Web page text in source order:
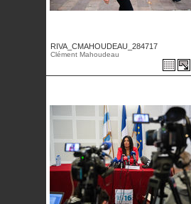
RIVA_CMAHOUDEAU_284717
Clément Mahoudeau